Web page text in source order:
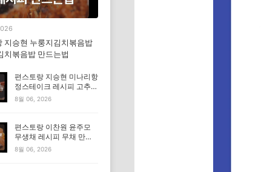
지승현 누룽지김치볶음밥
치볶음밥 만드는법
편스토랑 지승현 미나리항
정스테이크 레시피 고추장
마요소스 만드는법
8월 06, 2026
편스토랑 이찬원 윤주모
무생채 레시피 무채 만드
는법
8월 06, 2026